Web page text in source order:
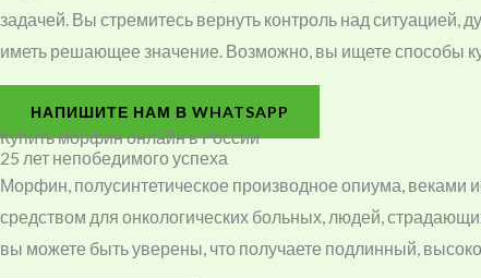
задачей. Вы стремитесь вернуть контроль над
иметь решающее значение. Возможно, вы ищете способы
НАПИШИТЕ НАМ В WHATSAPP
Купить морфин онлайн в России
25 лет непобедимого успеха
Морфин, полусинтетическое производное опиума, веками
средством для онкологических больных, людей,
вы можете быть уверены, что получаете подлинный,